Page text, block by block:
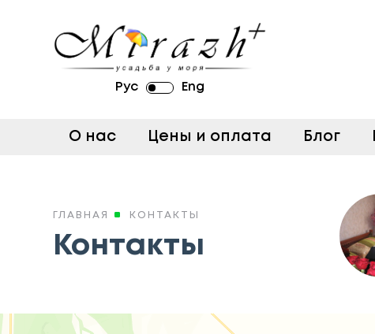
Рус Eng
О нас Цены и оплата Блог
ГЛАВНАЯ КОНТАКТЫ
Контакты